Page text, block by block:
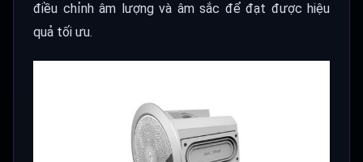
điều chỉnh âm lượng và âm sắc để đạt được hiệu
quả tối ưu.